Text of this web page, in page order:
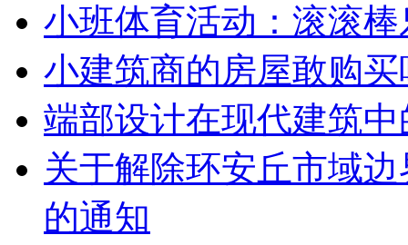
小班体育活动：滚滚
小建筑商的房屋敢购
端部设计在现代建筑
关于解除环安丘市域
的通知